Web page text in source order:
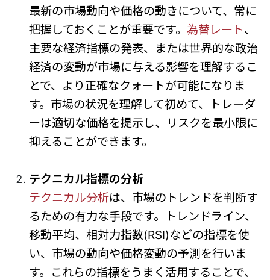
最新の市場動向や価格の動きについて、常に
把握しておくことが重要です。 為替レート、
主要な経済指標の発表、または世界的な政治
経済の変動が市場に与える影響を理解するこ
とで、より正確なクォートが可能になりま
す。市場の状況を理解して初めて、トレーダ
ーは適切な価格を提示し、リスクを最小限に
抑えることができます。
テクニカル指標の分析
テクニカル分析は、市場のトレンドを判断す
るための有力な手段です。トレンドライン、
移動平均、相対力指数(RSI)などの指標を使
い、市場の動向や価格変動の予測を行いま
す。これらの指標をうまく活用することで、